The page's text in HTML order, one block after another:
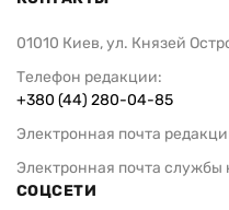
01010 Киев, ул. Князей
Телефон редакции:
+380 (44) 280-04-85
Электронная почта
Электронная почта службы
СОЦСЕТИ